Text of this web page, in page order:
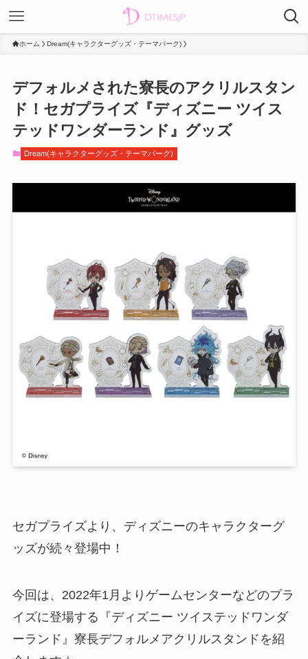
ホーム Dream(キャラクターグッズ・テーマパーク)
デフォルメされた寮長のアクリルスタン
ド！セガプライズ『ディズニー ツイス
テッドワンダーランド』グッズ
Dream(キャラクターグッズ・テーマパーク)
セガプライズより、ディズニーのキャラクターグ
ッズが続々登場中！
今回は、2022年1月よりゲームセンターなどのプラ
イズに登場する『ディズニー ツイステッドワンダ
ーランド』寮長デフォルメアクリルスタンドを紹